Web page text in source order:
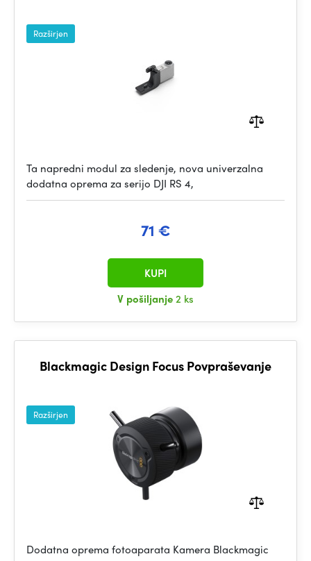
Razširjen
Ta napredni modul za sledenje, nova univerzalna
dodatna oprema za serijo DJI RS 4,
71 €
V pošiljanje2 ks
KUPI
Blackmagic Design Focus Povpraševanje
Razširjen
Dodatna oprema fotoaparata Kamera Blackmagic